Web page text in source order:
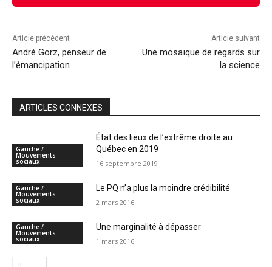
Article précédent
André Gorz, penseur de
l’émancipation
Article suivant
Une mosaïque de regards sur
la science
ARTICLES CONNEXES
Gauche /
Mouvements
sociaux
État des lieux de l’extrême droite au
Québec en 2019
16 septembre 2019
Gauche /
Mouvements
sociaux
Le PQ n’a plus la moindre crédibilité
2 mars 2016
Gauche /
Mouvements
sociaux
Une marginalité à dépasser
1 mars 2016